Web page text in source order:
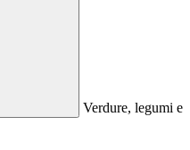
Verdure, legumi e